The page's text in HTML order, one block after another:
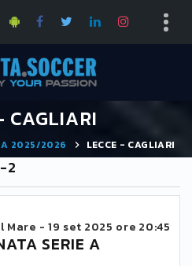
CAGLIARI
A 2025/2026 LECCE - CAGLIARI
2
Mare - 19 set 2025 ore 20:45
SERIE A